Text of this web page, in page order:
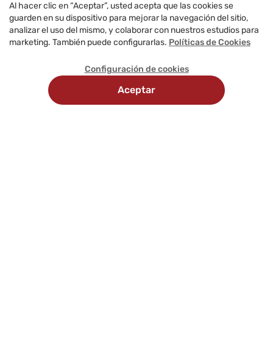
Al hacer clic en “Aceptar”, usted acepta que las cookies se
guarden en su dispositivo para mejorar la navegación del sitio,
analizar el uso del mismo, y colaborar con nuestros estudios para
marketing. También puede configurarlas. Políticas de Cookies
Configuración de cookies
Aceptar